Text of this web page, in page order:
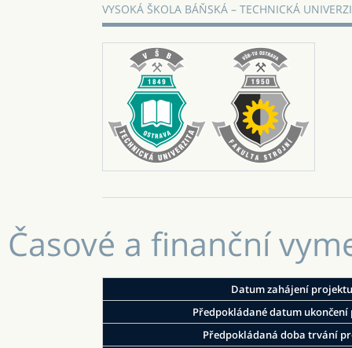
VYSOKÁ ŠKOLA BÁŇSKÁ – TECHNICKÁ
Časové a finanční
Datum zahájení projektu
Předpokládané datum
Předpokládaná doba trvání